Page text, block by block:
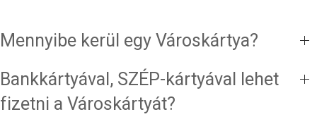
Mennyibe kerül egy Városkártya?
Bankkártyával, SZÉP-kártyával lehet
fizetni a Városkártyát?